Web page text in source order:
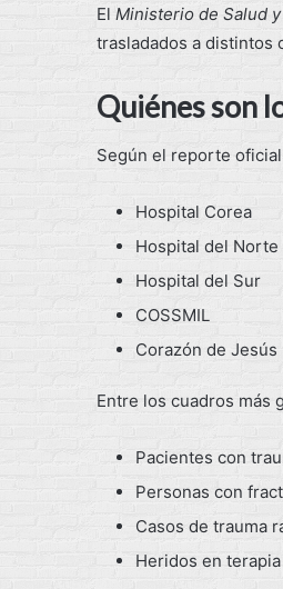
El Ministerio de Salud
trasladados a distintos
Quiénes son
Según el reporte
Hospital Corea
Hospital del Norte
Hospital del Sur
COSSMIL
Corazón de Jesús
Entre los cuadros más
Pacientes con
Personas con
Casos de trauma
Heridos en